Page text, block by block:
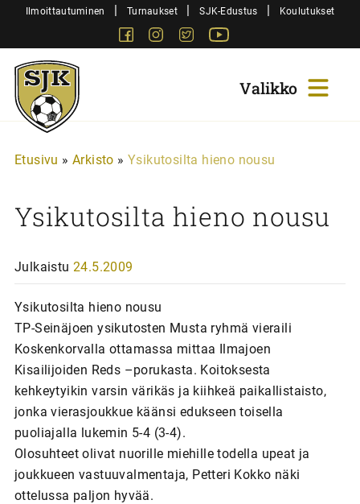
SiirryIlmoittautuminen | Turnaukset | SJK-Edustus | Koulutukset
FacebookInstagram
Twitter
Sjk-
Juniorit
Etusivu » Arkisto » Ysikutosilta hieno nousu
Ysikutosilta hieno nousu
Julkaistu 24.5.2009
Ysikutosilta hieno nousu
TP-Seinäjoen ysikutosten Musta ryhmä vieraili
Koskenkorvalla ottamassa mittaa Ilmajoen
Kisailijoiden Reds –porukasta. Koitoksesta
kehkeytyikin varsin värikäs ja kiihkeä paikallistaisto,
jonka vierasjoukkue käänsi edukseen toisella
puoliajalla lukemin 5-4 (3-4).
Olosuhteet olivat nuorille miehille todella upeat ja
joukkueen vastuuvalmentaja, Petteri Kokko näki
ottelussa paljon hyvää.